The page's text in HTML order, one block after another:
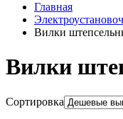
Главная
Вилки
Вилки
Сортировка